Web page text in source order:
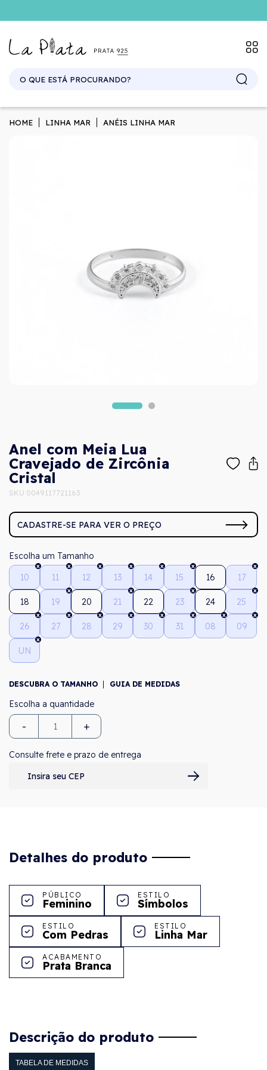
HOME LINHA MAR ANÉIS LINHA MAR
Anel com Meia Lua
Cravejado de Zircônia
Cristal
SKU 0049117721163
CADASTRE-SE PARA VER O PREÇO
Tamanho
10
11 12 13 14 15 16 17
18 19 20 21 22 23 24 25
26 27 28 29 30 31 08 09
UN
DESCUBRA O TAMANHO GUIA DE MEDIDAS
- +
Consulte frete e prazo de entrega
Detalhes do produto
PÚBLICO
Feminino
ESTILO
Símbolos
ESTILO
Com Pedras
ESTILO
Linha Mar
ACABAMENTO
Prata Branca
Descrição do produto
TABELA DE MEDIDAS